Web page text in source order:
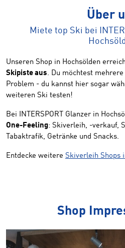
Über
Miete top Ski bei
Unseren Shop in Hochsölden
Skipiste aus. Du möchtest
Problem - du kannst hier sogar
weiteren Ski testen!
Bei INTERSPORT Glanzer in
One-Feeling: Skiverleih, -verkauf,
Tabaktrafik, Getränke und Snacks.
Entdecke weitere Skiverleih Shops
Shop